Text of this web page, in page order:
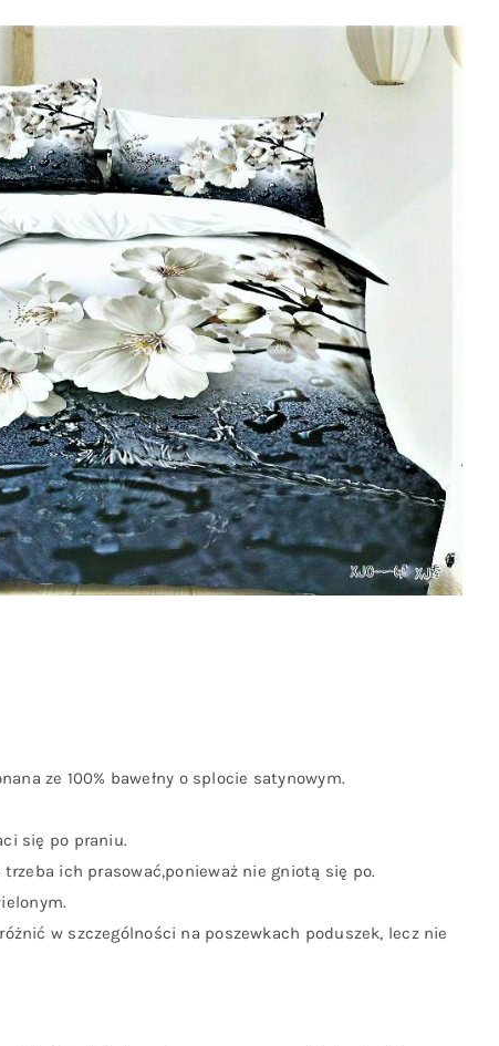
ze 100% bawełny o splocie satynowym.
się po praniu.
ich prasować,ponieważ nie gniotą się po.
w szczególności na poszewkach poduszek, lecz nie